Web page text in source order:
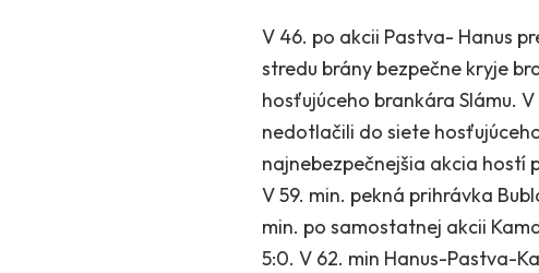
V 46. po akcii Pastva- Hanus
stredu brány bezpečne kryje
hosťujúceho brankára Slámu.
nedotlačili do siete
najnebezpečnejšia akcia hostí
V 59. min. pekná prihrávka
min. po samostatnej akcii
5:0. V 62. min Hanus-Pastva-